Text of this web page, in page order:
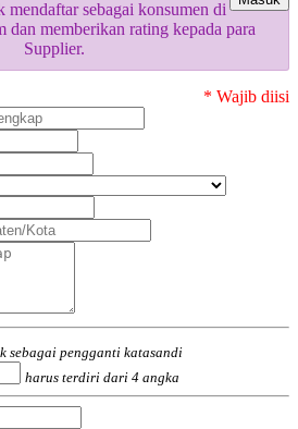
sebagai konsumen di
memberikan rating kepada para
Supplier.
* Wajib diisi
sebagai pengganti katasandi
harus terdiri dari 4 angka